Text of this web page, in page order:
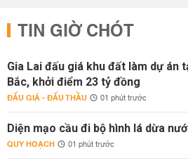
TIN GIỜ CHÓT
Gia Lai đấu giá khu đất làm dự án
Bắc, khởi điểm 23 tỷ đồng
ĐẤU GIÁ - ĐẤU THẦU 01 phút trước
Diện mạo cầu đi bộ hình lá dừa
QUY HOẠCH 01 phút trước